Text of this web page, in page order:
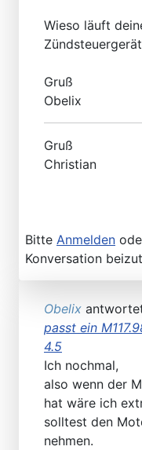
Wieso läuft
Gruß
Obelix
Gruß
Christian
Bitte Anmelden
Konversation
Obelix
passt ein
4.5
Ich nochmal,
also wenn der
hat wäre ich
solltest den
nehmen.